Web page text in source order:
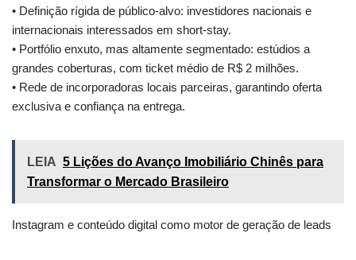
• Definição rígida de público-alvo: investidores nacionais e
internacionais interessados em short-stay.
• Portfólio enxuto, mas altamente segmentado: estúdios a
grandes coberturas, com ticket médio de R$ 2 milhões.
• Rede de incorporadoras locais parceiras, garantindo oferta
exclusiva e confiança na entrega.
LEIA 5 Lições do Avanço Imobiliário Chinês para
Transformar o Mercado Brasileiro
Instagram e conteúdo digital como motor de geração de leads